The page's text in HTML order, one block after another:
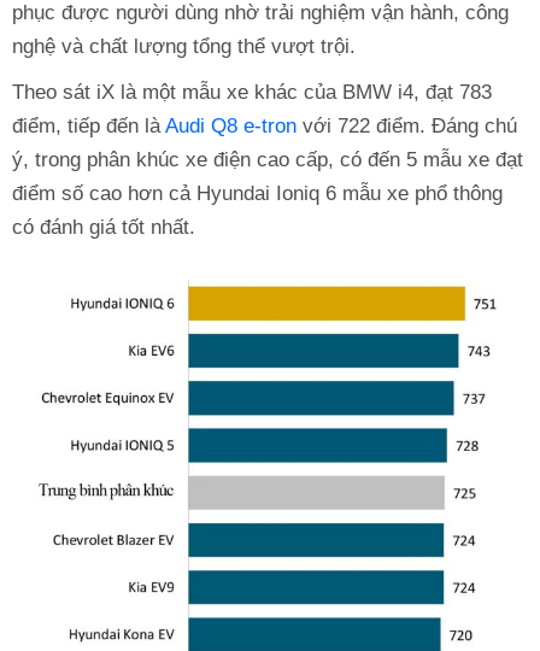
phục được người dùng nhờ trải nghiệm vận hành, công
nghệ và chất lượng tổng thể vượt trội.
Theo sát iX là một mẫu xe khác của BMW i4, đạt 783
điểm, tiếp đến làAudi Q8 e-tron với 722 điểm. Đáng chú
ý, trong phân khúc xe điện cao cấp, có đến 5 mẫu xe đạt
điểm số cao hơn cả Hyundai Ioniq 6 mẫu xe phổ thông
có đánh giá tốt nhất.